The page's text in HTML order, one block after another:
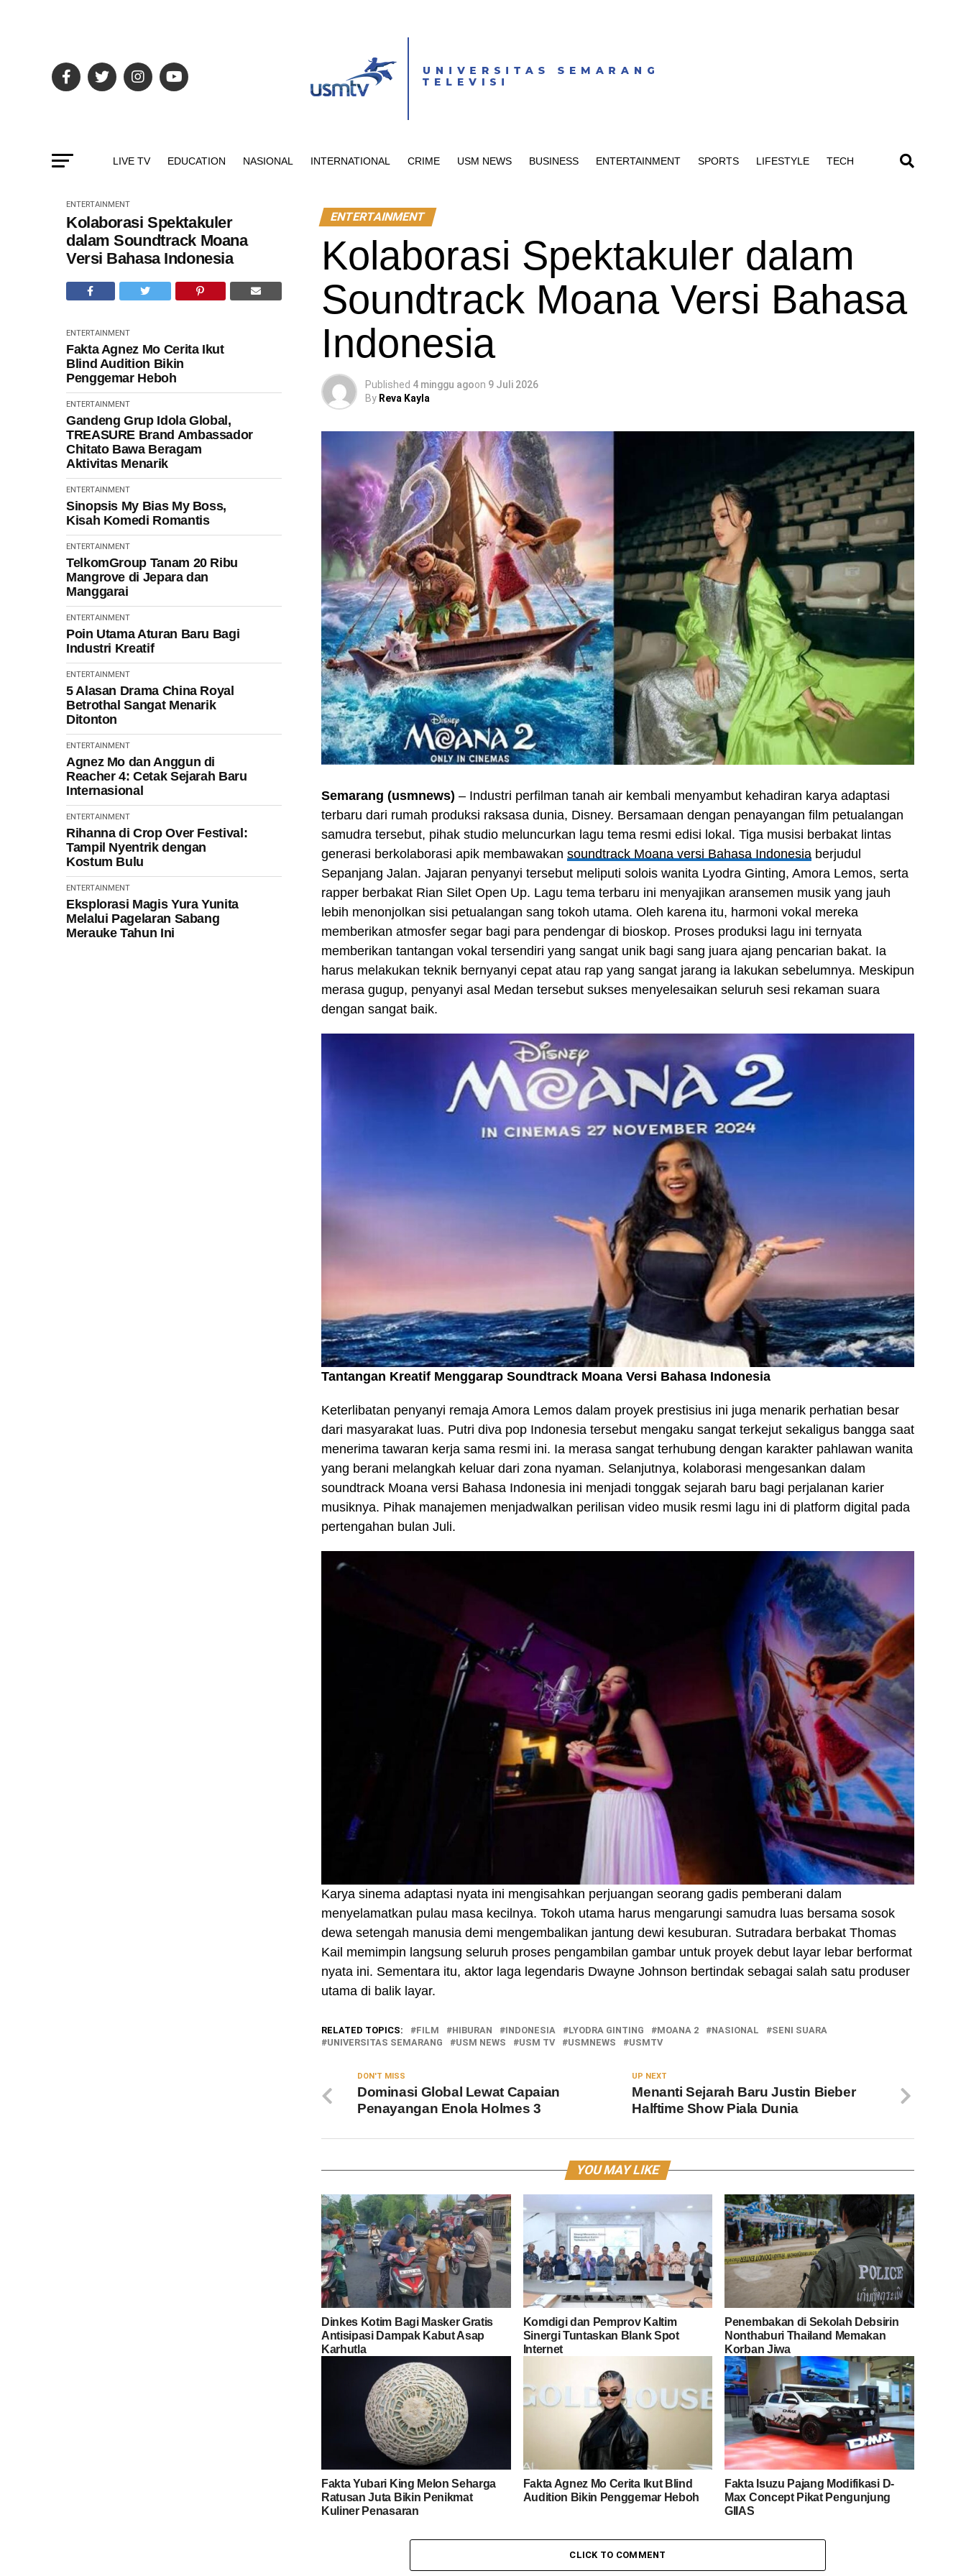
LIVE TV EDUCATION NASIONAL INTERNATIONAL CRIME USM NEWS BUSINESS ENTERTAINMENT SPORTS LIFESTYLE TECH
ENTERTAINMENT
Kolaborasi Spektakuler
dalam Soundtrack Moana
Versi Bahasa Indonesia
ENTERTAINMENT
Fakta Agnez Mo Cerita Ikut
Blind Audition Bikin
Penggemar Heboh
ENTERTAINMENT
Gandeng Grup Idola Global,
TREASURE Brand Ambassador
Chitato Bawa Beragam
Aktivitas Menarik
ENTERTAINMENT
Sinopsis My Bias My Boss,
Kisah Komedi Romantis
ENTERTAINMENT
TelkomGroup Tanam 20 Ribu
Mangrove di Jepara dan
Manggarai
ENTERTAINMENT
Poin Utama Aturan Baru Bagi
Industri Kreatif
ENTERTAINMENT
5 Alasan Drama China Royal
Betrothal Sangat Menarik
Ditonton
ENTERTAINMENT
Agnez Mo dan Anggun di
Reacher 4: Cetak Sejarah Baru
Internasional
ENTERTAINMENT
Rihanna di Crop Over Festival:
Tampil Nyentrik dengan
Kostum Bulu
ENTERTAINMENT
Eksplorasi Magis Yura Yunita
Melalui Pagelaran Sabang
Merauke Tahun Ini
ENTERTAINMENT
Kolaborasi Spektakuler dalam
Soundtrack Moana Versi Bahasa
Indonesia
Published 4 minggu agoon 9 Juli 2026
By Reva Kayla
Semarang (usmnews) – Industri perfilman tanah air kembali menyambut kehadiran karya adaptasi
terbaru dari rumah produksi raksasa dunia, Disney. Bersamaan dengan penayangan film petualangan
samudra tersebut, pihak studio meluncurkan lagu tema resmi edisi lokal. Tiga musisi berbakat lintas
generasi berkolaborasi apik membawakan soundtrack Moana versi Bahasa Indonesia berjudul
Sepanjang Jalan. Jajaran penyanyi tersebut meliputi solois wanita Lyodra Ginting, Amora Lemos, serta
rapper berbakat Rian Silet Open Up. Lagu tema terbaru ini menyajikan aransemen musik yang jauh
lebih menonjolkan sisi petualangan sang tokoh utama. Oleh karena itu, harmoni vokal mereka
memberikan atmosfer segar bagi para pendengar di bioskop. Proses produksi lagu ini ternyata
memberikan tantangan vokal tersendiri yang sangat unik bagi sang juara ajang pencarian bakat. Ia
harus melakukan teknik bernyanyi cepat atau rap yang sangat jarang ia lakukan sebelumnya. Meskipun
merasa gugup, penyanyi asal Medan tersebut sukses menyelesaikan seluruh sesi rekaman suara
dengan sangat baik.
Tantangan Kreatif Menggarap Soundtrack Moana Versi Bahasa Indonesia
Keterlibatan penyanyi remaja Amora Lemos dalam proyek prestisius ini juga menarik perhatian besar
dari masyarakat luas. Putri diva pop Indonesia tersebut mengaku sangat terkejut sekaligus bangga saat
menerima tawaran kerja sama resmi ini. Ia merasa sangat terhubung dengan karakter pahlawan wanita
yang berani melangkah keluar dari zona nyaman. Selanjutnya, kolaborasi mengesankan dalam
soundtrack Moana versi Bahasa Indonesia ini menjadi tonggak sejarah baru bagi perjalanan karier
musiknya. Pihak manajemen menjadwalkan perilisan video musik resmi lagu ini di platform digital pada
pertengahan bulan Juli.
Karya sinema adaptasi nyata ini mengisahkan perjuangan seorang gadis pemberani dalam
menyelamatkan pulau masa kecilnya. Tokoh utama harus mengarungi samudra luas bersama sosok
dewa setengah manusia demi mengembalikan jantung dewi kesuburan. Sutradara berbakat Thomas
Kail memimpin langsung seluruh proses pengambilan gambar untuk proyek debut layar lebar berformat
nyata ini. Sementara itu, aktor laga legendaris Dwayne Johnson bertindak sebagai salah satu produser
utama di balik layar.
RELATED TOPICS: FILM HIBURAN INDONESIA LYODRA GINTING MOANA 2 NASIONAL
SENI SUARA
UNIVERSITAS SEMARANG
USM NEWS USM TV USMNEWS USMTV
UP NEXT
Menanti Sejarah Baru Justin Bieber
Halftime Show Piala Dunia
DON'T MISS
Dominasi Global Lewat Capaian
Penayangan Enola Holmes 3
YOU MAY LIKE
Dinkes Kotim Bagi Masker Gratis
Antisipasi Dampak Kabut Asap
Karhutla
Komdigi dan Pemprov Kaltim
Sinergi Tuntaskan Blank Spot
Internet
Penembakan di Sekolah Debsirin
Nonthaburi Thailand Memakan
Korban Jiwa
Fakta Yubari King Melon Seharga
Ratusan Juta Bikin Penikmat
Kuliner Penasaran
Fakta Agnez Mo Cerita Ikut Blind
Audition Bikin Penggemar Heboh
Fakta Isuzu Pajang Modifikasi D-
Max Concept Pikat Pengunjung
GIIAS
CLICK TO COMMENT